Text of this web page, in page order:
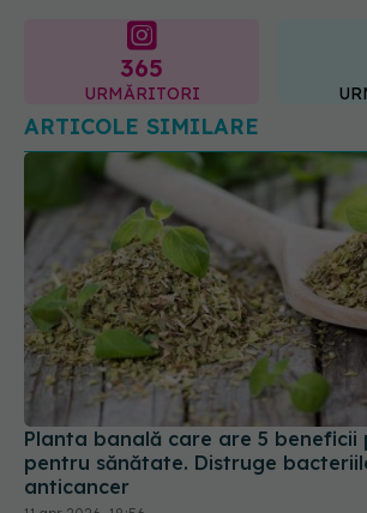
ARTICOLE SIMILARE
Planta banală care are 5 beneficii
pentru sănătate. Distruge
anticancer
11 apr 2026, 18:56